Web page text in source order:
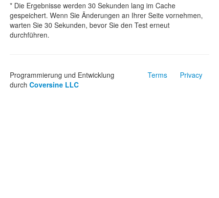
* Die Ergebnisse werden 30 Sekunden lang im Cache
gespeichert. Wenn Sie Änderungen an Ihrer Seite vornehmen,
warten Sie 30 Sekunden, bevor Sie den Test erneut
durchführen.
Terms Privacy
Programmierung und Entwicklung
durch Coversine LLC